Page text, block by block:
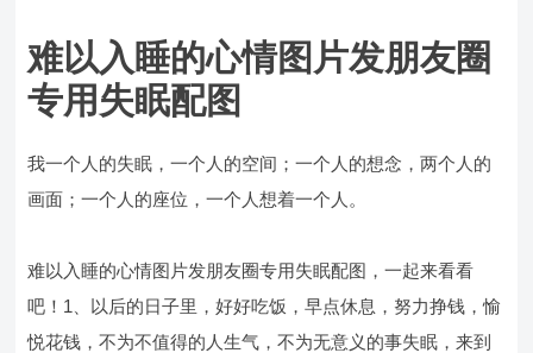
难以入睡的心情图片发朋友圈
专用失眠配图
我一个人的失眠，一个人的空间；一个人的想念，两个人的
画面；一个人的座位，一个人想着一个人。
难以入睡的心情图片发朋友圈专用失眠配图，一起来看看
吧！1、以后的日子里，好好吃饭，早点休息，努力挣钱，愉
悦花钱，不为不值得的人生气，不为无意义的事失眠，来到